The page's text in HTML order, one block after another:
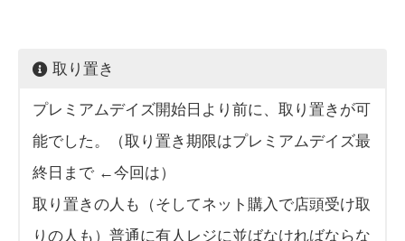
取り置き
プレミアムデイズ開始日より前に、取り置きが可
能でした。（取り置き期限はプレミアムデイズ最
終日まで ←今回は）
取り置きの人も（そしてネット購入で店頭受け取
りの人も）普通に有人レジに並ばなければならな